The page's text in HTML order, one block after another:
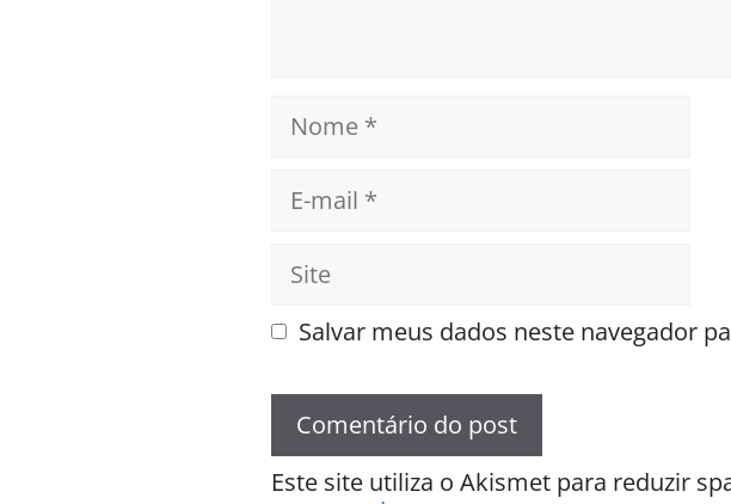
mail
Salvar meus dados neste navegador
Este site utiliza o Akismet para reduzir